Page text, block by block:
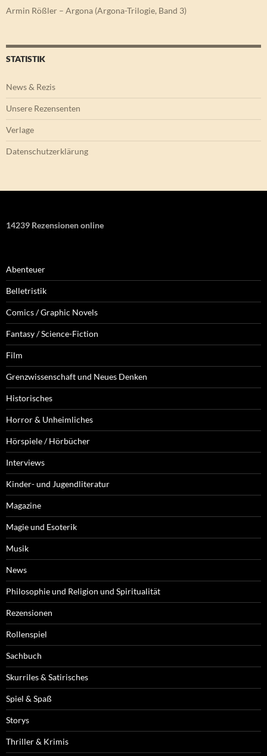
Armin Rößler – Argona (Argona-Trilogie, Band 3)
STATISTIK
News & Rezis
Unsere Rezensenten
Verlage
Datenschutzerklärung
14239 Rezensionen online
Abenteuer
Belletristik
Comics / Graphic Novels
Fantasy / Science-Fiction
Film
Grenzwissenschaft und Neues Denken
Historisches
Horror & Unheimliches
Hörspiele / Hörbücher
Interviews
Kinder- und Jugendliteratur
Magazine
Magie und Esoterik
Musik
News
Philosophie und Religion und Spiritualität
Rezensionen
Rollenspiel
Sachbuch
Skurriles & Satirisches
Spiel & Spaß
Storys
Thriller & Krimis